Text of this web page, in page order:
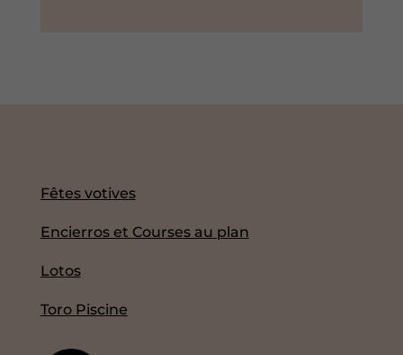
Fêtes votives
Encierros et Courses au plan
Lotos
Toro Piscine